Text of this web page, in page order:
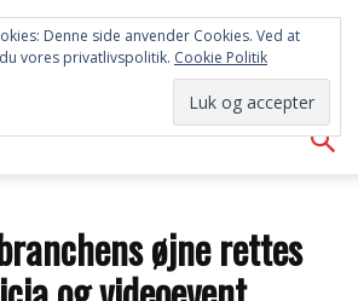
SYD
AVISEN
øjne rettes
Denne side anvender Cookies. Ved at
vores privatlivspolitik. Cookie Politik